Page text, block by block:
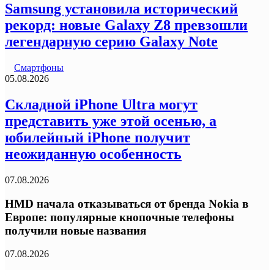
Samsung установила исторический
рекорд: новые Galaxy Z8 превзошли
легендарную серию Galaxy Note
Смартфоны
05.08.2026
Складной iPhone Ultra могут
представить уже этой осенью, а
юбилейный iPhone получит
неожиданную особенность
07.08.2026
HMD начала отказываться от бренда Nokia в
Европе: популярные кнопочные телефоны
получили новые названия
07.08.2026